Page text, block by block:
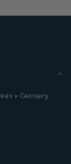
• Germany